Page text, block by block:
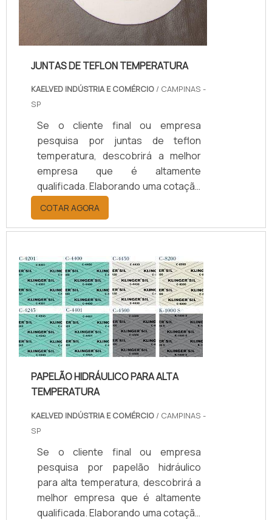
JUNTAS DE TEFLON TEMPERATURA
KAELVED INDÚSTRIA E COMÉRCIO / CAMPINAS -
SP
Se o cliente final ou empresa
pesquisa por juntas de teflon
temperatura, descobrirá a melhor
empresa que é altamente
qualificada. Elaborando uma cotação
por meio da plataforma e
descobrindo a melhor referência do
mercado.Sim, aqui é o lugar certo!
temperatura, com os colaboradores
da kaelved obterá excelente custo-
benefício com assessoria técnica
especializada.UM POUCO MAIS
SOBRE JUNTAS DE TEFLON
TEMPERA...
COTAR AGORA
PAPELÃO HIDRÁULICO PARA ALTA
TEMPERATURA
KAELVED INDÚSTRIA E COMÉRCIO / CAMPINAS -
SP
Se o cliente final ou empresa
pesquisa por papelão hidráulico
para alta temperatura, descobrirá a
melhor empresa que é altamente
qualificada. Elaborando uma cotação